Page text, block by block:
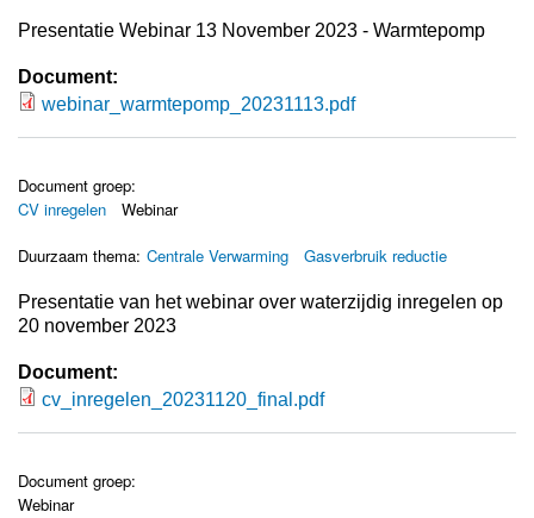
Presentatie Webinar 13 November 2023 - Warmtepomp
Document:
webinar_warmtepomp_20231113.pdf
webinar_warmtepomp_20231113.pdf
Document groep:
CV inregelen
Webinar
Duurzaam thema: Centrale Verwarming Gasverbruik reductie
Presentatie van het webinar over waterzijdig inregelen op
20 november 2023
Document:
cv_inregelen_20231120_final.pdf
cv_inregelen_20231120_final.pdf
Document groep:
Webinar